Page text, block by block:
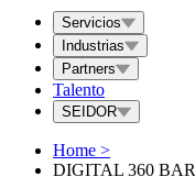
Servicios
Industrias
Partners
Talento
SEIDOR
Home >
DIGITAL 360